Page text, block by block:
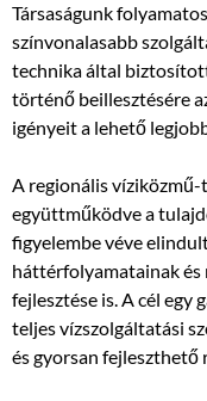
Társaságunk
színvonalasabb
technika által
történő beillesztésére
igényeit a lehető
A regionális víziközmű-
együttműködve a
figyelembe véve
háttérfolyamatainak és
fejlesztése is. A cél egy
teljes vízszolgáltatási
és gyorsan fejleszthető